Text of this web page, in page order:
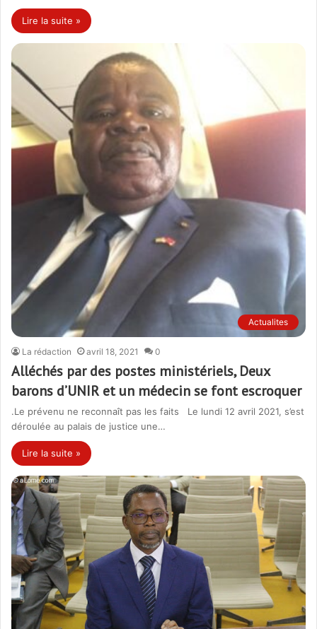
Lire la suite »
Actualites
La rédaction avril 18, 2021 0
Alléchés par des postes ministériels, Deux
barons d’UNIR et un médecin se font escroquer
.Le prévenu ne reconnaît pas les faits Le lundi 12 avril 2021, s’est
déroulée au palais de justice une…
Lire la suite »